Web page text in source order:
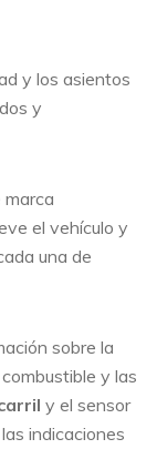
y los asientos
y
el vehículo y
una de
sobre la
y las
y el sensor
indicaciones